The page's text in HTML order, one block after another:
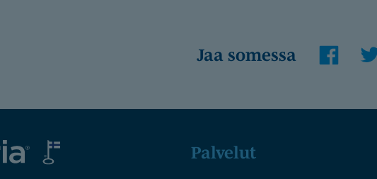
Jaa somessa
Palvelut